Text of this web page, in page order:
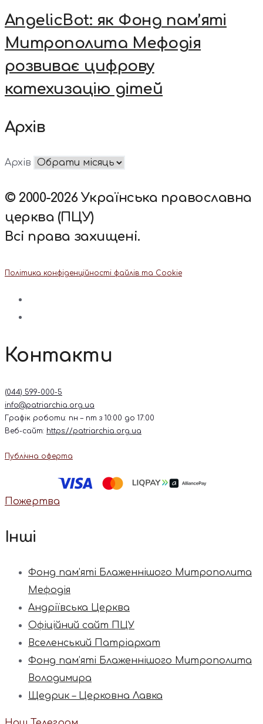
AngelicBot: як Фонд пам’яті
Митрополита Мефодія
розвиває цифрову
катехизацію дітей
Архів
Архів
© 2000-2026 Українська православна
церква (ПЦУ)
Всі права захищені.
Політика конфіденційності файлів та Cookie
Контакти
(044) 599-000-5
info@patriarchia.org.ua
Графік роботи: пн – пт з 10:00 до 17:00
Веб-сайт: https://patriarchia.org.ua
Публічна оферта
Пожертва
Інші
Фонд пам’яті Блаженнішого Митрополита
Мефодія
Андріївська Церква
Офіційний сайт ПЦУ
Вселенський Патріархат
Фонд пам’яті Блаженнішого Митрополита
Володимира
Щедрик – Церковна Лавка